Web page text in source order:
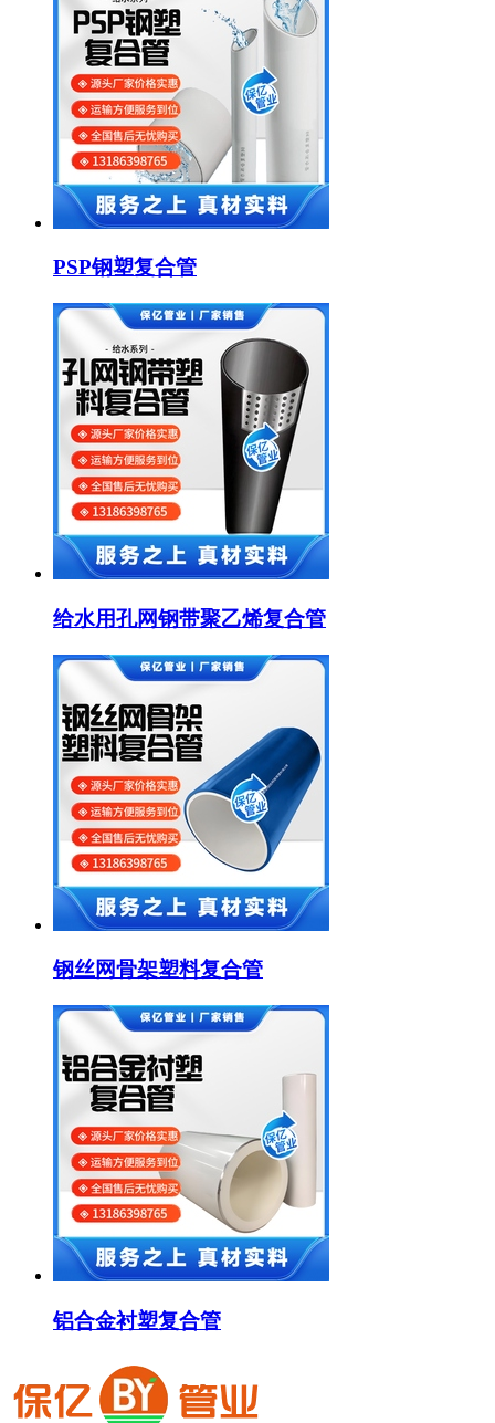
PSP钢塑复合管
给水用孔网钢带聚乙烯复合管
钢丝网骨架塑料复合管
铝合金衬塑复合管